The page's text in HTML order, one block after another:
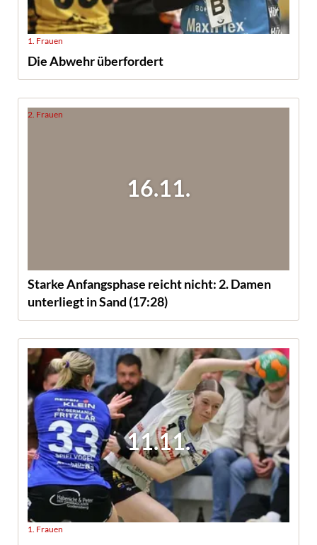
1. Frauen
Die Abwehr überfordert
16.11.
2. Frauen
Starke Anfangsphase reicht nicht: 2. Damen
unterliegt in Sand (17:28)
11.11.
1. Frauen